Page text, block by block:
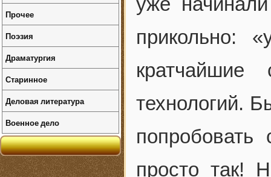
прикольно:
технологий.
просто так!
Прочее
Поэзия
Драматургия
Старинное
Деловая литература
Военное дело